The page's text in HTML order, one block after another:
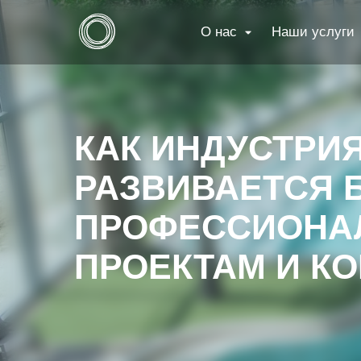
О нас Наши услуги
КАК ИНДУСТРИЯ
РАЗВИВАЕТСЯ
ПРОЕКТАМ И